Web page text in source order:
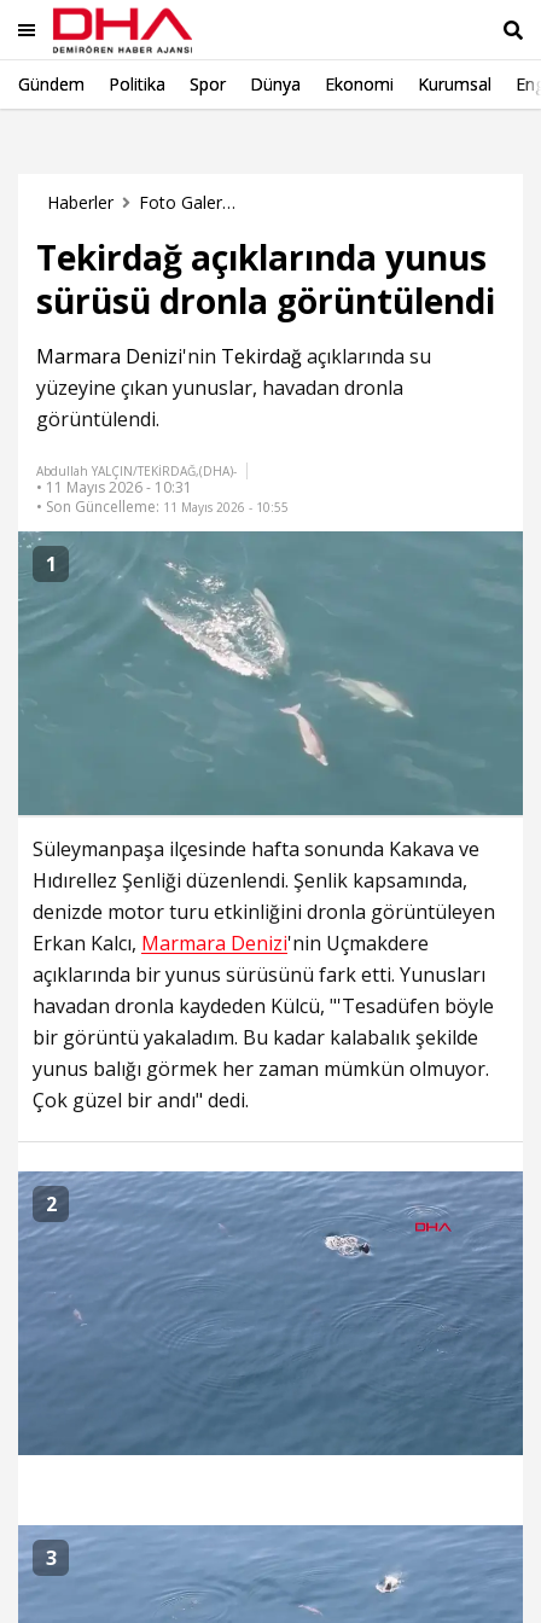
Gündem Politika Spor Dünya Ekonomi Kurumsal
Haberler Foto Galeri Haberleri
Tekirdağ açıklarında yunus
sürüsü dronla görüntülendi
Marmara Denizi'nin Tekirdağaçıklarında su
yüzeyine çıkan yunuslar, havadan dronla
görüntülendi.
Abdullah YALÇIN/TEKİRDAĞ,(DHA)-
• 11 Mayıs 2026 - 10:31
• Son Güncelleme: 11 Mayıs 2026 - 10:55
1
Süleymanpaşa ilçesinde hafta sonunda Kakava ve
Hıdırellez Şenliği düzenlendi. Şenlik kapsamında,
denizde motor turu etkinliğini dronla görüntüleyen
Erkan Kalcı, Marmara Denizi'nin Uçmakdere
açıklarında bir yunus sürüsünü fark etti. Yunusları
havadan dronla kaydeden Külcü, "'Tesadüfen böyle
bir görüntü yakaladım. Bu kadar kalabalık şekilde
yunus balığı görmek her zaman mümkün olmuyor.
Çok güzel bir andı" dedi.
2
3